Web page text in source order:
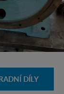
DÍLY